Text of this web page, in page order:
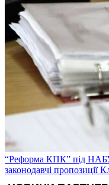
“Реформа КПК” під
законодавчі пропозиції